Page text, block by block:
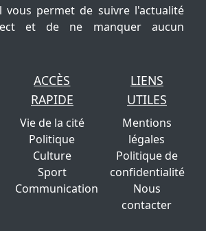
vous permet de suivre l'actualité
et de ne manquer aucun
ACCÈS
RAPIDE
Vie de la cité
Politique
Culture
Sport
Communication
LIENS
UTILES
Mentions
légales
Politique de
confidentialité
Nous
contacter